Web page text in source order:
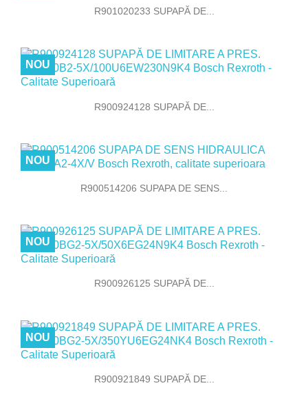
R901020233 SUPAPĂ DE...
R900924128 SUPAPĂ DE...
NOU
R900514206 SUPAPA DE SENS...
NOU
R900926125 SUPAPĂ DE...
NOU
R900921849 SUPAPĂ DE...
NOU